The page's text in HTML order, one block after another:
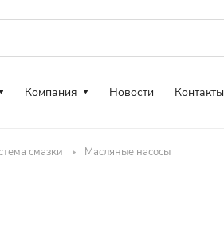
Компания Новости Контакты
смазки Масляные насосы